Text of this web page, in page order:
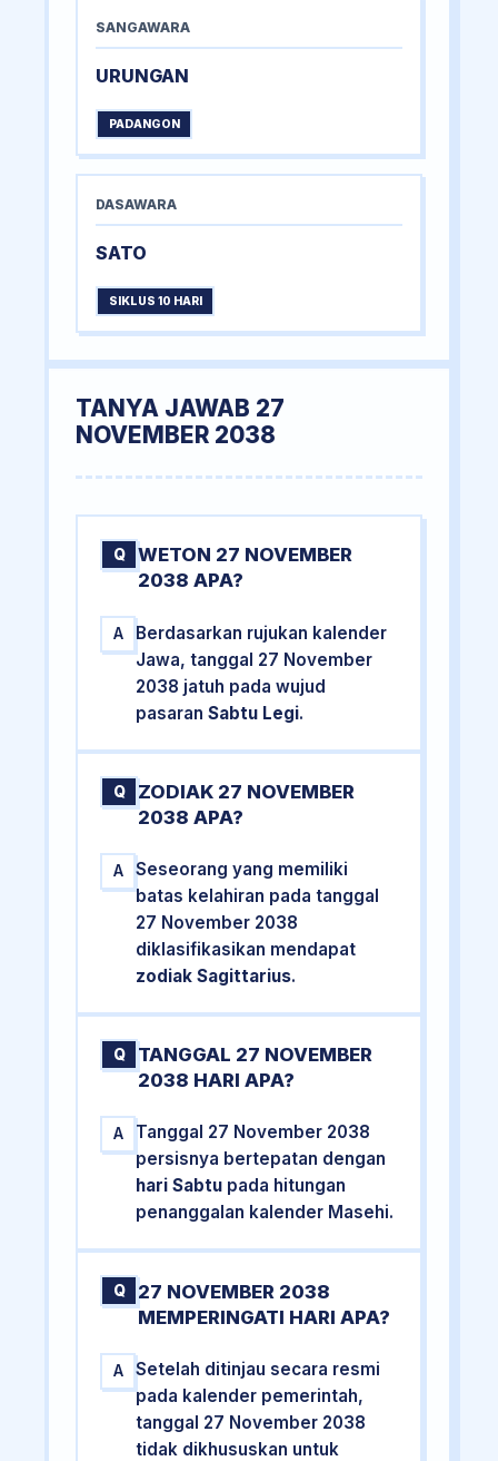
SANGAWARA
URUNGAN
PADANGON
DASAWARA
SATO
SIKLUS 10 HARI
TANYA JAWAB 27
NOVEMBER 2038
Q
WETON 27 NOVEMBER
2038 APA?
A
Berdasarkan rujukan kalender
Jawa, tanggal 27 November
2038 jatuh pada wujud
pasaranSabtu Legi.
Q
ZODIAK 27 NOVEMBER
2038 APA?
A
Seseorang yang memiliki
batas kelahiran pada tanggal
27 November 2038
diklasifikasikan mendapat
zodiak Sagittarius.
Q
TANGGAL 27 NOVEMBER
2038 HARI APA?
A
Tanggal 27 November 2038
persisnya bertepatan dengan
hari Sabtu pada hitungan
penanggalan kalender Masehi.
Q
27 NOVEMBER 2038
MEMPERINGATI HARI APA?
A
Setelah ditinjau secara resmi
pada kalender pemerintah,
tanggal 27 November 2038
tidak dikhususkan untuk